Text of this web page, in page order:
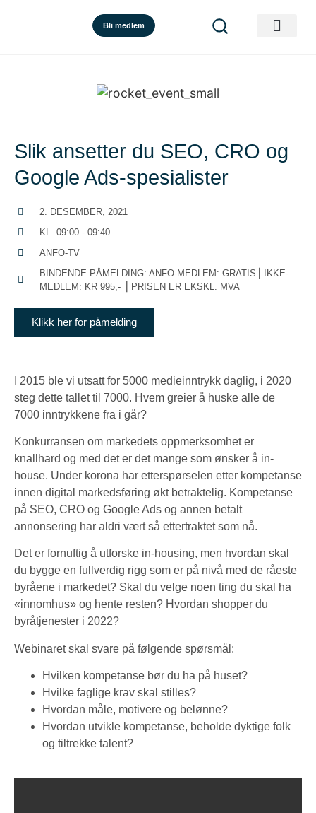
Bli medlem
Slik ansetter du SEO, CRO og
Google Ads-spesialister
2. DESEMBER, 2021
KL. 09:00 - 09:40
ANFO-TV
BINDENDE PÅMELDING: ANFO-MEDLEM: GRATIS⎟ IKKE-
MEDLEM: KR 995,- ⎟ PRISEN ER EKSKL. MVA
Klikk her for påmelding
I 2015 ble vi utsatt for 5000 medieinntrykk daglig, i 2020
steg dette tallet til 7000. Hvem greier å huske alle de
7000 inntrykkene fra i går?
Konkurransen om markedets oppmerksomhet er
knallhard og med det er det mange som ønsker å in-
house. Under korona har etterspørselen etter kompetanse
innen digital markedsføring økt betraktelig. Kompetanse
på SEO, CRO og Google Ads og annen betalt
annonsering har aldri vært så ettertraktet som nå.
Det er fornuftig å utforske in-housing, men hvordan skal
du bygge en fullverdig rigg som er på nivå med de råeste
byråene i markedet? Skal du velge noen ting du skal ha
«innomhus» og hente resten? Hvordan shopper du
byråtjenester i 2022?
Webinaret skal svare på følgende spørsmål:
Hvilken kompetanse bør du ha på huset?
Hvilke faglige krav skal stilles?
Hvordan måle, motivere og belønne?
Hvordan utvikle kompetanse, beholde dyktige folk
og tiltrekke talent?